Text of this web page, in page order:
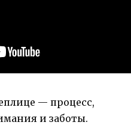
— процесс,
и заботы.